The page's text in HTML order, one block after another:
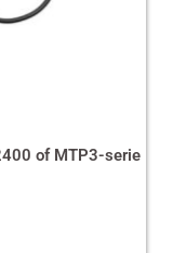
of MTP3-serie